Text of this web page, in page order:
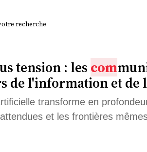
recherche
tension : les com
de l'information et de
transforme en
et les frontières